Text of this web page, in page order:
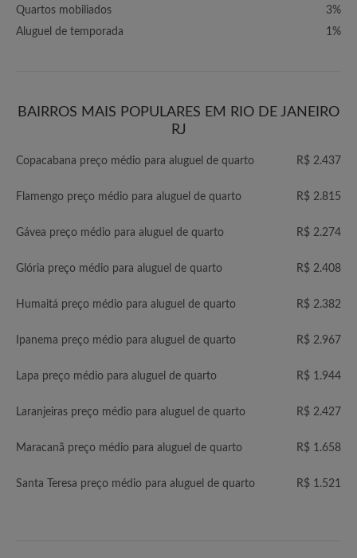
Quartos mobiliados
3%
Aluguel de temporada
1%
BAIRROS MAIS POPULARES EM RIO DE JANEIRO
RJ
Copacabana preço médio para aluguel de quarto R$ 2.437
Flamengo preço médio para aluguel de quarto R$ 2.815
Gávea preço médio para aluguel de quarto R$ 2.274
Glória preço médio para aluguel de quarto R$ 2.408
Humaitá preço médio para aluguel de quarto R$ 2.382
Ipanema preço médio para aluguel de quarto R$ 2.967
Lapa preço médio para aluguel de quarto R$ 1.944
Laranjeiras preço médio para aluguel de quarto R$ 2.427
Maracanã preço médio para aluguel de quarto R$ 1.658
Santa Teresa preço médio para aluguel de quarto R$ 1.521